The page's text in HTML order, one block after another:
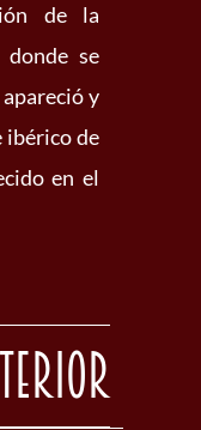
de la
se
y
ibérico de
en el